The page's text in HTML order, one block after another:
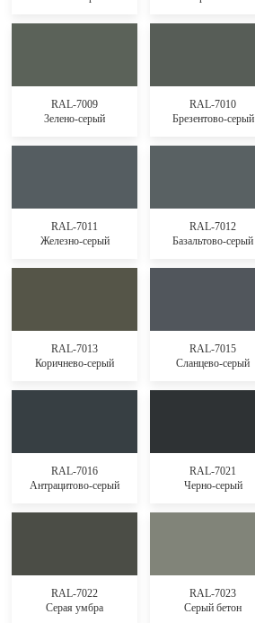
RAL-7009
3елено-серый
RAL-7010
Брезентово-серый
RAL-7011
Железно-серый
RAL-7012
Базальтово-серый
RAL-7013
Коричнево-серый
RAL-7015
Сланцево-серый
RAL-7016
Антрацитово-серый
RAL-7021
Черно-серый
RAL-7022
Серая умбра
RAL-7023
Серый бетон